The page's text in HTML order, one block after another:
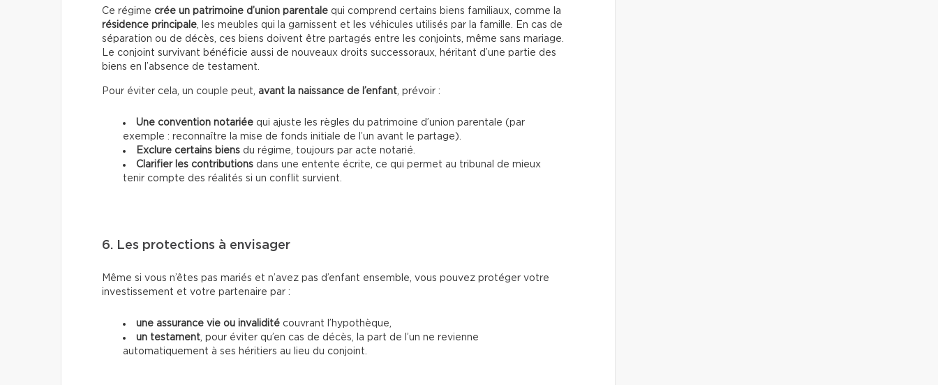
Ce régime crée un patrimoine d’union parentale qui comprend certains biens familiaux, comme la
résidence principale, les meubles qui la garnissent et les véhicules utilisés par la famille. En cas de
séparation ou de décès, ces biens doivent être partagés entre les conjoints, même sans mariage.
Le conjoint survivant bénéficie aussi de nouveaux droits successoraux, héritant d’une partie des
biens en l’absence de testament.
Pour éviter cela, un couple peut, avant la naissance de l’enfant, prévoir :
Une convention notariée qui ajuste les règles du patrimoine d’union parentale (par
exemple : reconnaître la mise de fonds initiale de l’un avant le partage).
Exclure certains biens du régime, toujours par acte notarié.
Clarifier les contributions dans une entente écrite, ce qui permet au tribunal de mieux
tenir compte des réalités si un conflit survient.
6. Les protections à envisager
Même si vous n’êtes pas mariés et n’avez pas d’enfant ensemble, vous pouvez protéger votre
investissement et votre partenaire par :
une assurance vie ou invalidité couvrant l’hypothèque,
un testament, pour éviter qu’en cas de décès, la part de l’un ne revienne
automatiquement à ses héritiers au lieu du conjoint.